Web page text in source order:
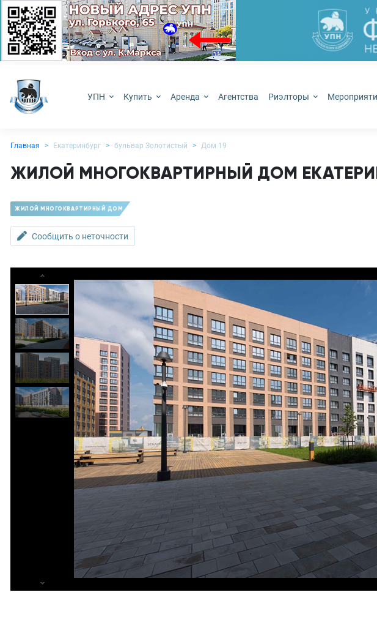
УПН Купить Аренда Агентства Риэлторы
Главная Екатеринбург бульвар Золотистый Дом 19
ЖИЛОЙ МНОГОКВАРТИРНЫЙ ДОМ
ЖИЛОЙ МНОГОКВАРТИРНЫЙ ДОМ
Сообщить о неточности